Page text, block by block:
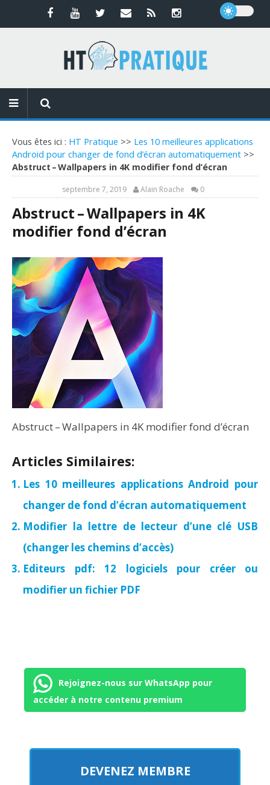
Vous êtes ici : HT Pratique >> Les 10 meilleures applications
Android pour changer de fond d’écran automatiquement >>
Abstruct – Wallpapers in 4K modifier fond d’écran
septembre 7, 2019 Alain Roache 0
Abstruct – Wallpapers in 4K
modifier fond d’écran
Abstruct – Wallpapers in 4K modifier fond d’écran
Articles Similaires:
Les 10 meilleures applications Android pour
changer de fond d’écran automatiquement
Modifier la lettre de lecteur d’une clé USB
(changer les chemins d’accès)
Editeurs pdf: 12 logiciels pour créer ou
modifier un fichier PDF
Rejoignez-nous sur WhatsApp pour
accéder à notre contenu premium
DEVENEZ MEMBRE